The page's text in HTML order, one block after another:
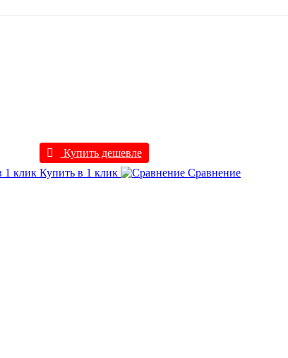
Купить дешевле
Купить в 1 клик
Сравнение